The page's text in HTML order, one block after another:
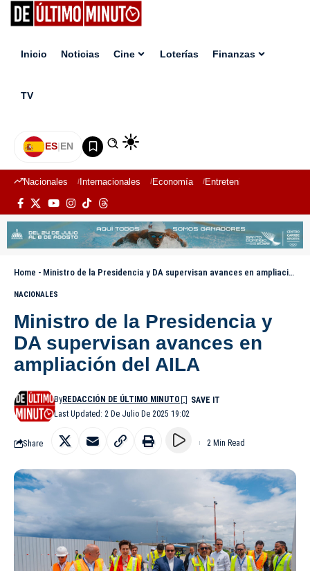
Inicio Noticias Cine Loterías Finanzas
TV
ES|EN
Nacionales Internacionales Economía Entretenimiento
Home - Ministro de la Presidencia y DA supervisan avances en ampliación del AILA
NACIONALES
Ministro de la Presidencia y
DA supervisan avances en
ampliación del AILA
Last Updated: 2 De Julio De 2025 19:02
ByREDACCIÓN DE ÚLTIMO MINUTO
Share 2 Min Read